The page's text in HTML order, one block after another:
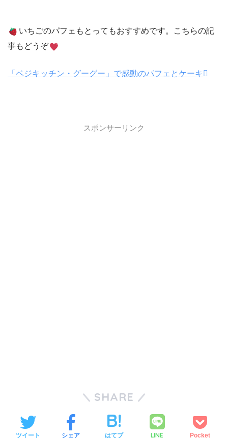
いちごのパフェもとってもおすすめです。こちらの記
事もどうぞ
「ベジキッチン・グーグー」で感動のパフェとケーキ
スポンサーリンク
SHARE
ツイート シェア はてブ LINE Pocket